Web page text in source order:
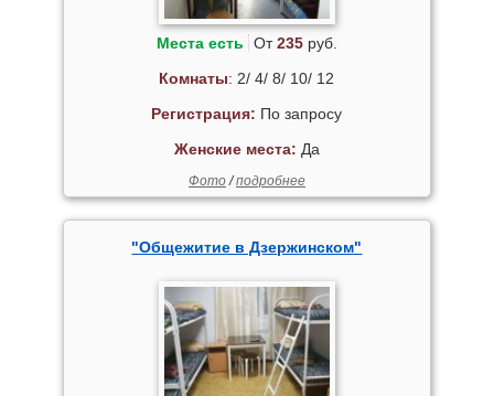
Места есть От235руб.
Комнаты: 2/ 4/ 8/ 10/ 12
Регистрация: По запросу
Женские места: Да
Фото/подробнее
"Общежитие в Дзержинском"